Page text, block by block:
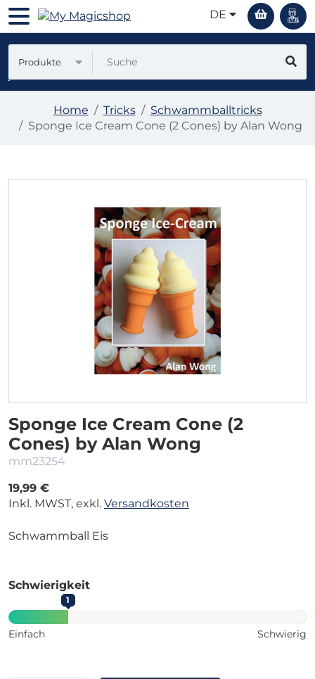
DE
Produkte
Home Tricks
Schwammballtricks
Sponge Ice Cream Cone (2 Cones) by Alan Wong
Sponge Ice Cream Cone (2
Cones) by Alan Wong
mm23254
19,99 €
Inkl. MWST, exkl. Versandkosten
Schwammball Eis
Schwierigkeit
1
Einfach Schwierig